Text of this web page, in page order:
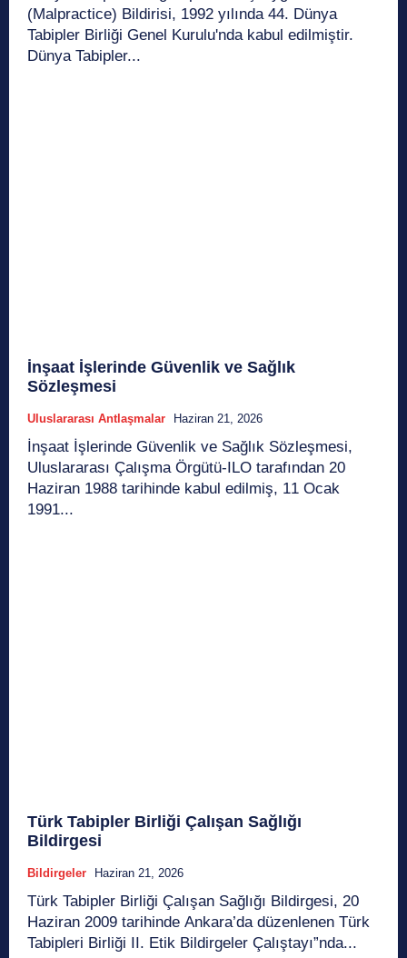
(Malpractice) Bildirisi, 1992 yılında 44. Dünya
Tabipler Birliği Genel Kurulu'nda kabul edilmiştir.
Dünya Tabipler...
İnşaat İşlerinde Güvenlik ve Sağlık
Sözleşmesi
Uluslararası Antlaşmalar Haziran 21, 2026
İnşaat İşlerinde Güvenlik ve Sağlık Sözleşmesi,
Uluslararası Çalışma Örgütü-ILO tarafından 20
Haziran 1988 tarihinde kabul edilmiş, 11 Ocak
1991...
Türk Tabipler Birliği Çalışan Sağlığı
Bildirgesi
Bildirgeler Haziran 21, 2026
Türk Tabipler Birliği Çalışan Sağlığı Bildirgesi, 20
Haziran 2009 tarihinde Ankara’da düzenlenen Türk
Tabipleri Birliği II. Etik Bildirgeler Çalıştayı”nda...